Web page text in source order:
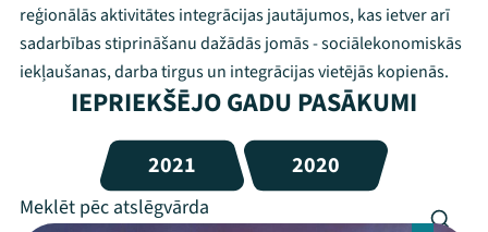
reģionālās aktivitātes integrācijas jautājumos, kas ietver arī
sadarbības stiprināšanu dažādās jomās - sociālekonomiskās
iekļaušanas, darba tirgus un integrācijas vietējās kopienās.
IEPRIEKŠĒJO GADU PASĀKUMI
2021 2020